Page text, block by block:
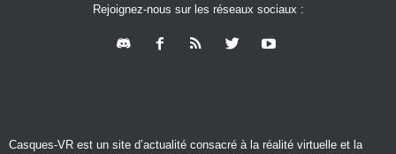
Rejoignez-nous sur les réseaux sociaux :
Casques-VR est un site d’actualité consacré à la réalité virtuelle et la